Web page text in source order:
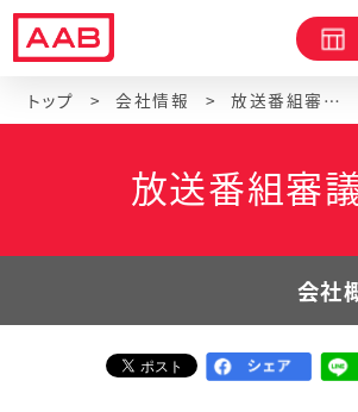
トップ 会社情報 放送番組審議会
放送番組審
会社